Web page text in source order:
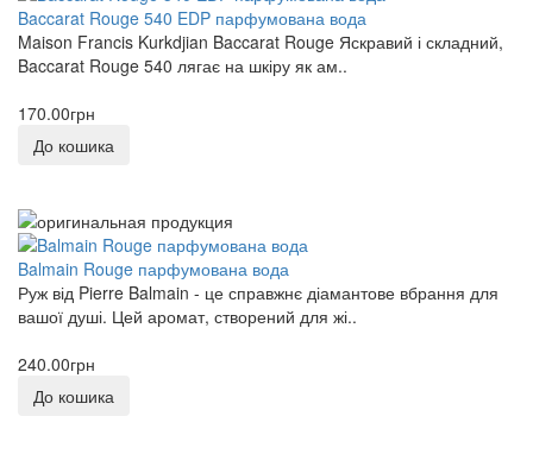
Baccarat Rouge 540 EDP парфумована вода
Maison Francis Kurkdjian Baccarat Rouge Яскравий і складний,
Baccarat Rouge 540 лягає на шкіру як ам..
170.00грн
До кошика
Balmain Rouge парфумована вода
Руж від Pierre Balmain - це справжнє діамантове вбрання для
вашої душі. Цей аромат, створений для жі..
240.00грн
До кошика